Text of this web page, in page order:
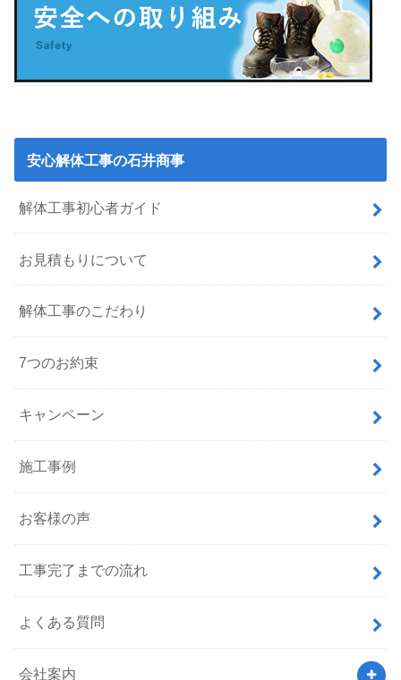
安心解体工事の石井商事
解体工事初心者ガイド
お見積もりについて
解体工事のこだわり
7つのお約束
キャンペーン
施工事例
お客様の声
工事完了までの流れ
よくある質問
会社案内